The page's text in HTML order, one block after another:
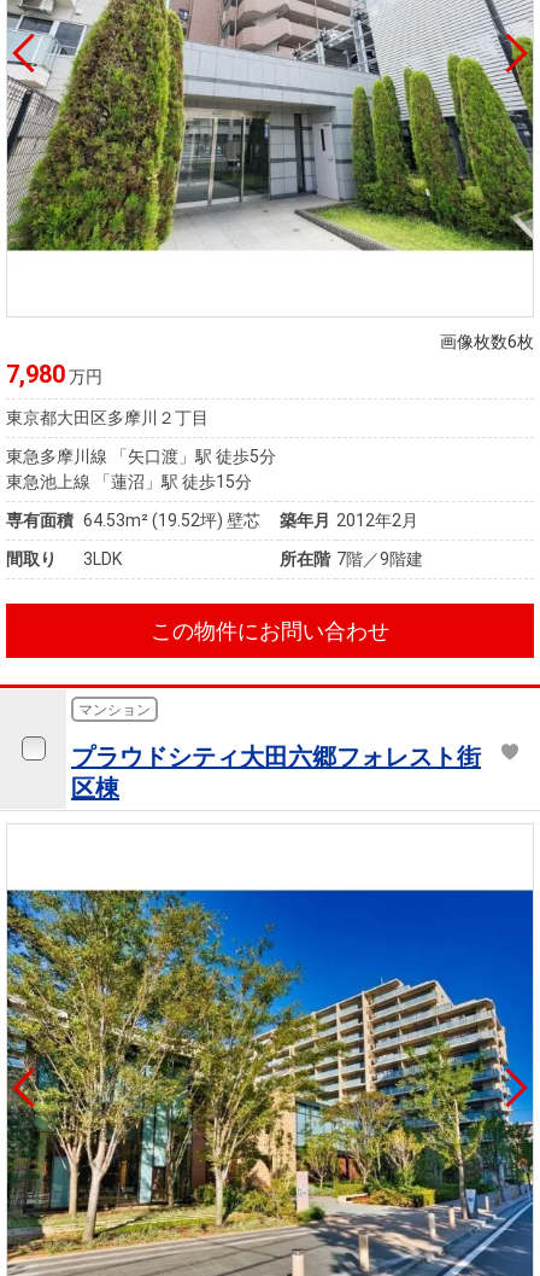
画像枚数6枚
7,980万円
東京都大田区多摩川２丁目
東急多摩川線 「矢口渡」駅 徒歩5分
東急池上線 「蓮沼」駅 徒歩15分
専有面積 64.53m²(19.52坪) 壁芯 築年月 2012年2月
間取り
3LDK 所在階 7階／9階建
この物件にお問い合わせ
マンション
プラウドシティ大田六郷フォレスト街
区棟